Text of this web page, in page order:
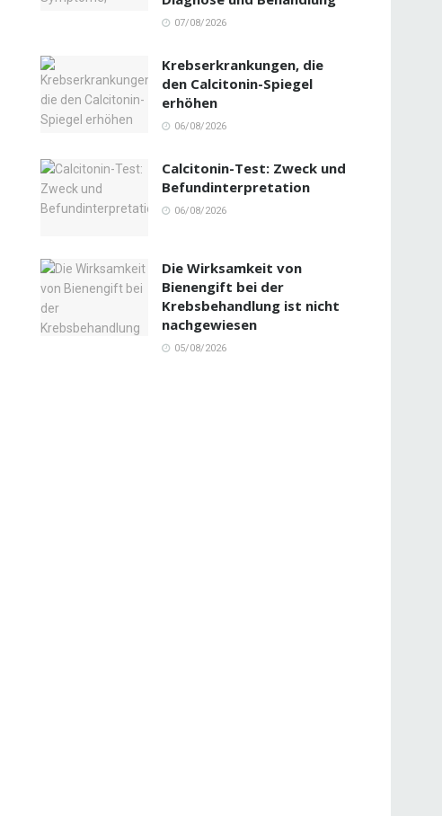
07/08/2026
Krebserkrankungen, die
den Calcitonin-Spiegel
erhöhen
06/08/2026
Calcitonin-Test: Zweck und
Befundinterpretation
06/08/2026
Die Wirksamkeit von
Bienengift bei der
Krebsbehandlung ist nicht
nachgewiesen
05/08/2026